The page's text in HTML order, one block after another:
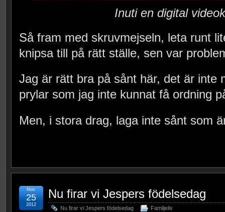
Inuti en digital
Så fram med skruvmejseln, leta runt
knipsa till på rätt ställe, sen var
Jag är rätt bra på sånt här, det är inte
prylar som jag inte kunnat få ordning
Men, i stora drag, laga inte sånt som
Nu firar vi Jespers födelsedag
Nu firar vi Jespers födelsedag Familjeliv
Nov
25
2012